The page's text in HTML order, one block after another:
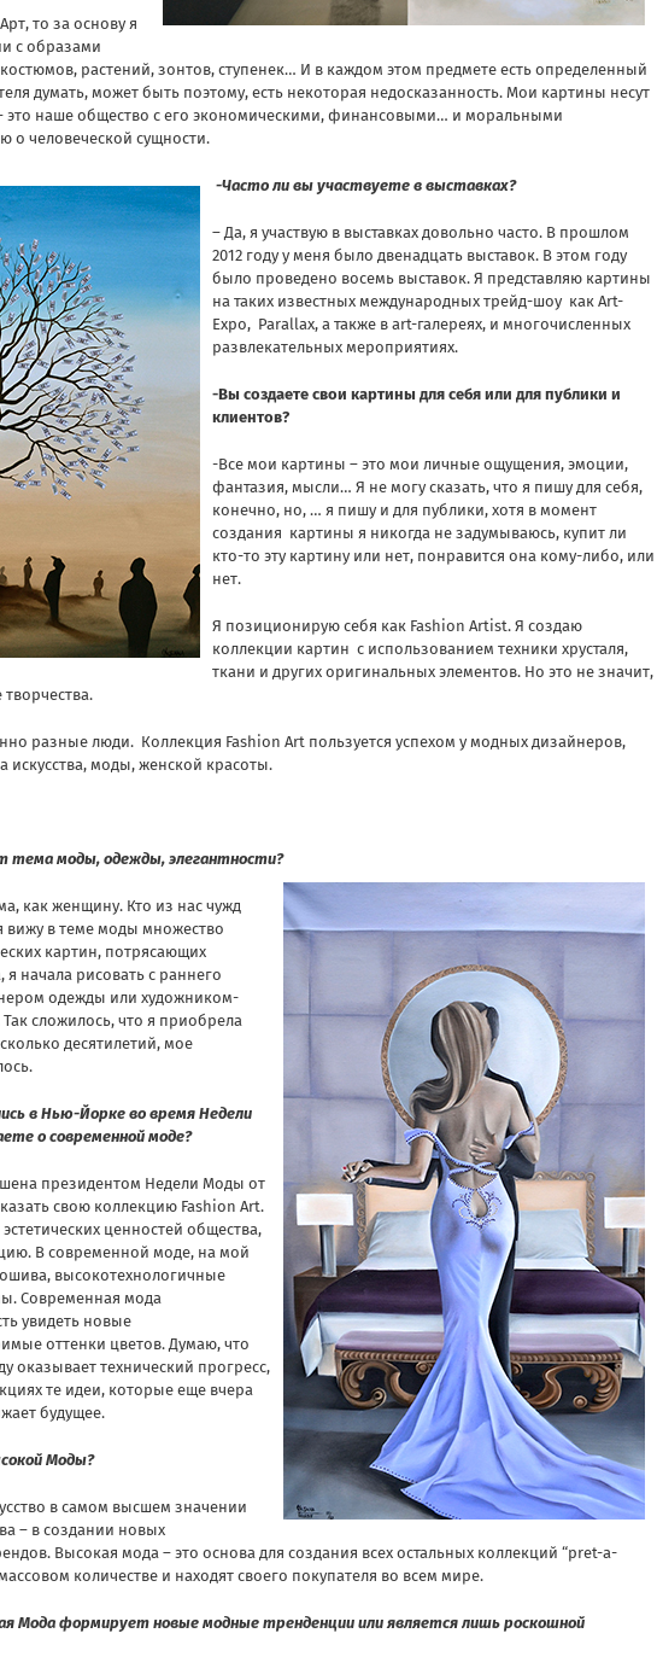
то за основу я
с образами
растений, зонтов, ступенек… И в каждом этом предмете есть определенный
думать, может быть поэтому, есть некоторая недосказанность. Мои картины несут
это наше общество с его экономическими, финансовыми… и моральными
о человеческой сущности.
-Часто ли вы участвуете в выставках?
– Да, я участвую в выставках довольно часто. В прошлом
2012 году у меня было двенадцать выставок. В этом году
было проведено восемь выставок. Я представляю картины
на таких известных международных трейд-шоу как Art-
Expo, Parallax, а также в art-галереях, и многочисленных
развлекательных мероприятиях.
-Вы создаете свои картины для себя или для публики и
клиентов?
-Все мои картины – это мои личные ощущения, эмоции,
фантазия, мысли… Я не могу сказать, что я пишу для себя,
конечно, но, … я пишу и для публики, хотя в момент
создания картины я никогда не задумываюсь, купит ли
кто-то эту картину или нет, понравится она кому-либо, или
нет.
Я позиционирую себя как Fashion Artist. Я создаю
коллекции картин с использованием техники хрусталя,
ткани и других оригинальных элементов. Но это не значит,
разные люди. Коллекция Fashion Art пользуется успехом у модных дизайнеров,
искусства, моды, женской красоты.
тема моды, одежды, элегантности?
как женщину. Кто из нас чужд
вижу в теме моды множество
картин, потрясающих
начала рисовать с раннего
одежды или художником-
сложилось, что я приобрела
десятилетий, мое
в Нью-Йорке во время Недели
о современной моде?
президентом Недели Моды от
свою коллекцию Fashion Art.
ценностей общества,
В современной моде, на мой
высокотехнологичные
Современная мода
увидеть новые
оттенки цветов. Думаю, что
оказывает технический прогресс,
те идеи, которые еще вчера
будущее.
Моды?
в самом высшем значении
– в создании новых
Высокая мода – это основа для создания всех остальных коллекций “pret-a-
количестве и находят своего покупателя во всем мире.
Мода формирует новые модные тренденции или является лишь роскошной